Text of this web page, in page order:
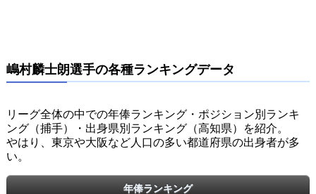
嶋村麟士朗選手の各種ランキングデータ
リーグ全体の中での年俸ランキング・ポジション別ランキ
ング（捕手）・出身県別ランキング（高知県）を紹介。
やはり、東京や大阪など人口の多い都道府県の出身者が多
い。
年俸ランキング